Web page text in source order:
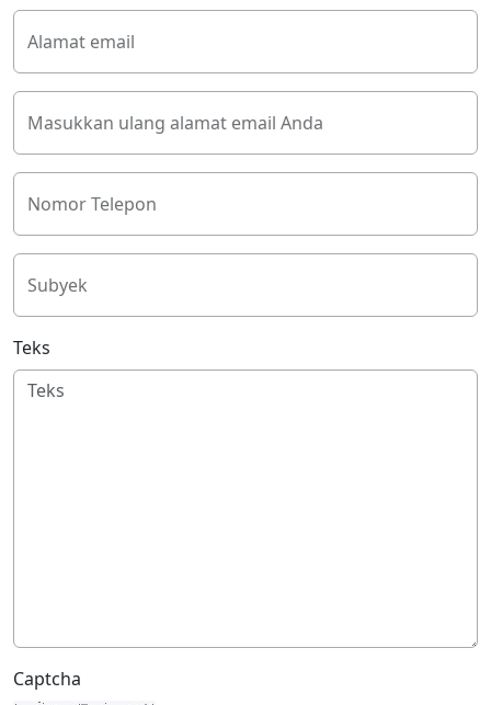
Alamat email
Masukkan ulang alamat email Anda
Nomor Telepon
Subyek
Teks
Captcha